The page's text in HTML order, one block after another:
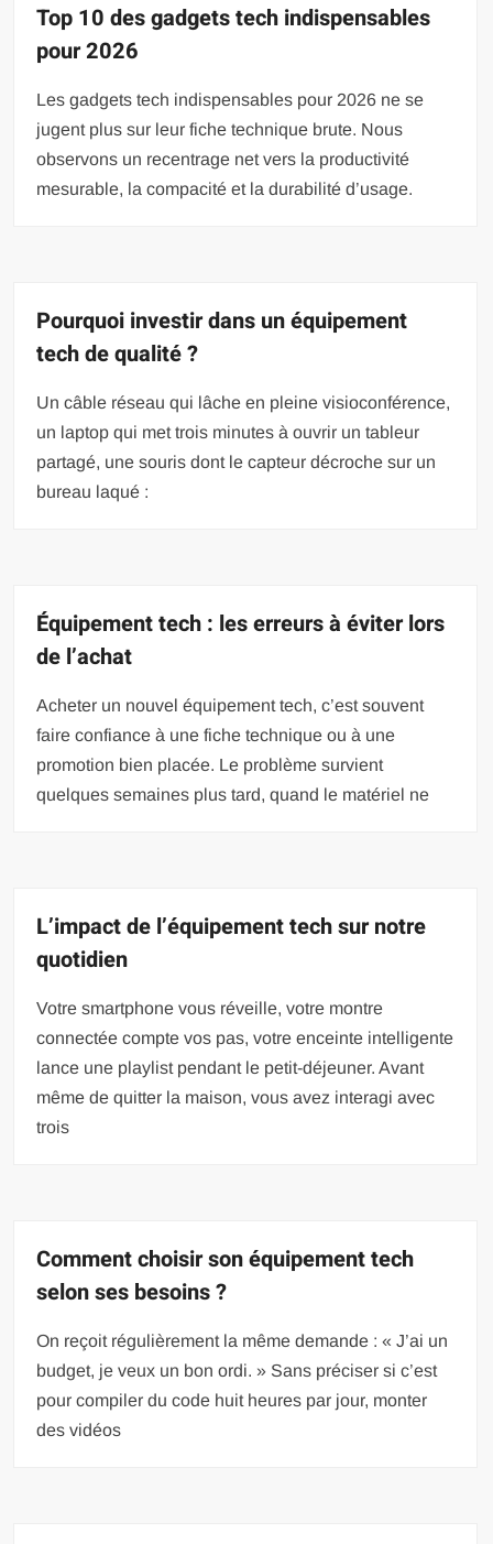
Top 10 des gadgets tech indispensables
pour 2026
Les gadgets tech indispensables pour 2026 ne se
jugent plus sur leur fiche technique brute. Nous
observons un recentrage net vers la productivité
mesurable, la compacité et la durabilité d’usage.
Pourquoi investir dans un équipement
tech de qualité ?
Un câble réseau qui lâche en pleine visioconférence,
un laptop qui met trois minutes à ouvrir un tableur
partagé, une souris dont le capteur décroche sur un
bureau laqué :
Équipement tech : les erreurs à éviter lors
de l’achat
Acheter un nouvel équipement tech, c’est souvent
faire confiance à une fiche technique ou à une
promotion bien placée. Le problème survient
quelques semaines plus tard, quand le matériel ne
L’impact de l’équipement tech sur notre
quotidien
Votre smartphone vous réveille, votre montre
connectée compte vos pas, votre enceinte intelligente
lance une playlist pendant le petit-déjeuner. Avant
même de quitter la maison, vous avez interagi avec
trois
Comment choisir son équipement tech
selon ses besoins ?
On reçoit régulièrement la même demande : « J’ai un
budget, je veux un bon ordi. » Sans préciser si c’est
pour compiler du code huit heures par jour, monter
des vidéos